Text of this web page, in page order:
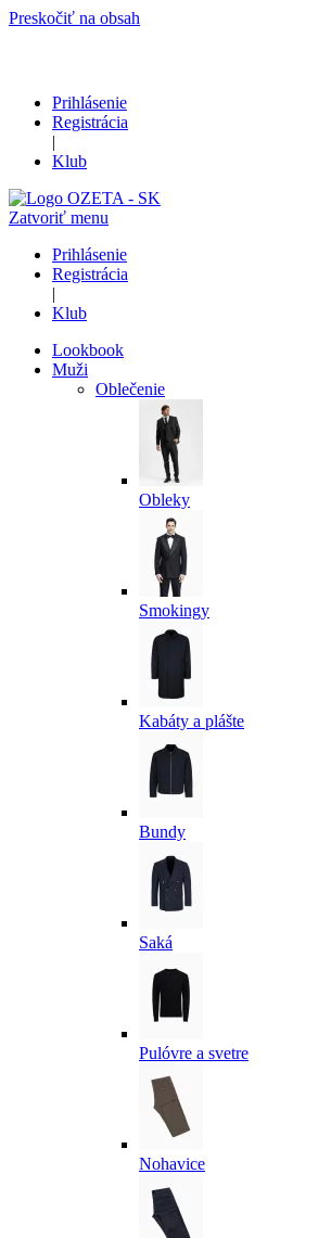
Preskočiť na obsah
Prihlásenie
Registrácia
|
Klub
Zatvoriť menu
Prihlásenie
Registrácia
|
Klub
Lookbook
Muži
Oblečenie
Obleky
Smokingy
Kabáty a plášte
Bundy
Saká
Pulóvre a svetre
Nohavice